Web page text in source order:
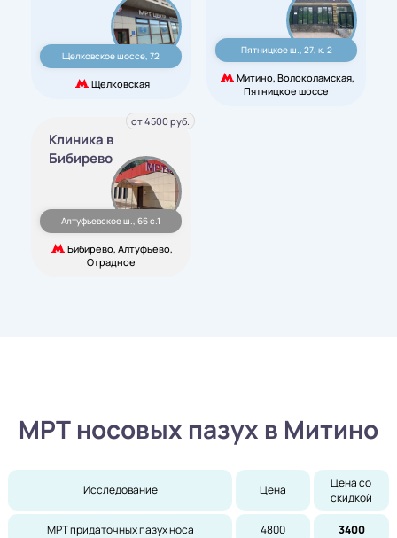
Щелковское шоссе, 72
Щелковская
Пятницкое ш., 27, к. 2
Митино, Волоколамская,
Пятницкое шоссе
Клиника в
Бибирево
Алтуфьевское ш., 66 с.1
Бибирево, Алтуфьево,
Отрадное
от 4500 руб.
МРТ носовых пазух в Митино
Исследование Цена
Цена со
скидкой
МРТ придаточных пазух носа 4800 3400